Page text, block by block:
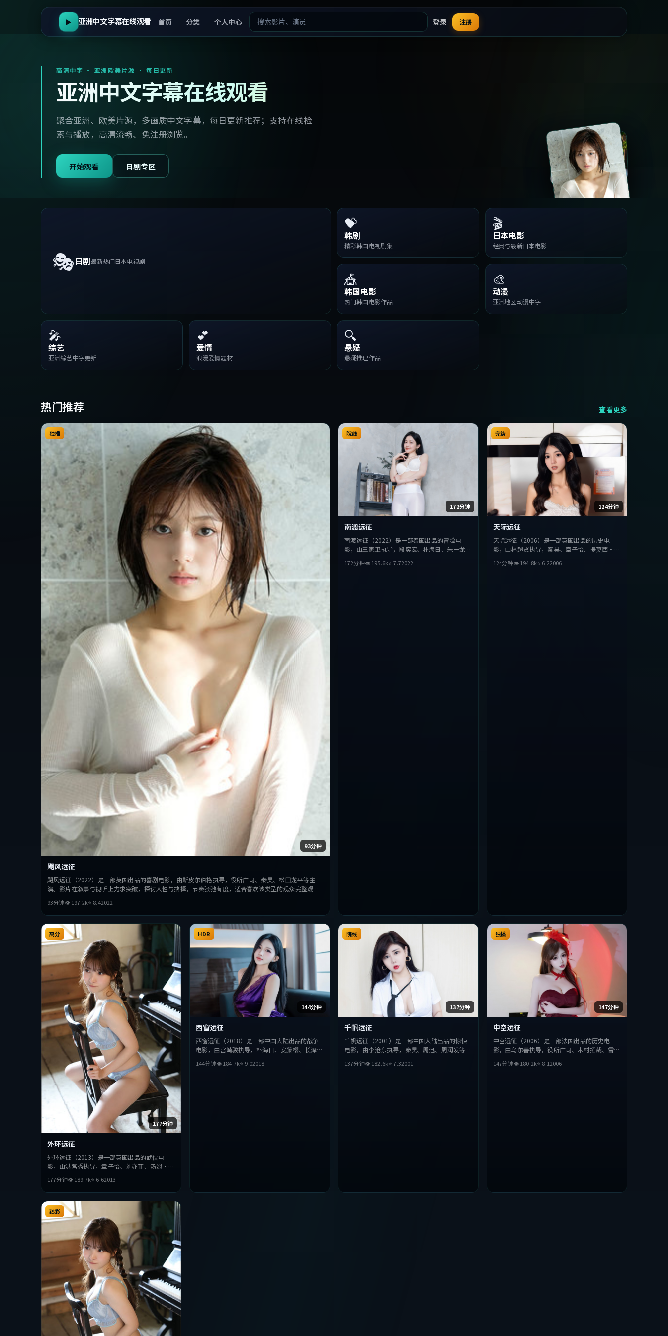
▶ 亚洲中文字幕在线观看 首页 分类 个人中心 登录 注册
高清中字 · 亚洲欧美片源 · 每日更新
亚洲中文字幕在线观看
聚合亚洲、欧美片源，多画质中文字幕，每日更新推荐；支持在线检
索与播放，高清流畅、免注册浏览。
开始观看 日剧专区
🎭日剧最新热门日本电视剧
💝
韩剧
精彩韩国电视剧集
🎬
日本电影
经典与最新日本电影
🎪
韩国电影
热门韩国电影作品
🎨
动漫
亚洲地区动漫中字
🎤
综艺
亚洲综艺中字更新
💕
爱情
浪漫爱情题材
🔍
悬疑
悬疑推理作品
热门推荐 查看更多
93分钟
独播
飓风远征
飓风远征（2022）是一部英国出品的喜剧电影，由斯皮尔伯格执导，役所广司、秦昊、松田龙平等主
演。影片在叙事与视听上力求突破，探讨人性与抉择，节奏张弛有度，适合喜欢该类型的观众完整观
93分钟👁197.2k⭐ 8.42022
172分钟
院线
南渡远征
南渡远征（2022）是一部泰国出品的冒险电
影，由王家卫执导，段奕宏、朴海日、朱一龙等
与抉择，节奏张弛有度，适合喜欢该类型的观众
172分钟👁195.6k⭐7.72022
124分钟
完结
天际远征
天际远征（2006）是一部英国出品的历史电
影，由林超贤执导，秦昊、章子怡、提莫西·查
讨人性与抉择，节奏张弛有度，适合喜欢该类型
124分钟👁194.8k⭐ 6.22006
177分钟
高分
外环远征
外环远征（2013）是一部英国出品的武侠电
影，由洪常秀执导，章子怡、刘亦菲、汤姆·哈
人性与抉择，节奏张弛有度，适合喜欢该类型的
观众完整观看。
177分钟👁189.7k⭐ 6.62013
144分钟
HDR
西窗远征
西窗远征（2018）是一部中国大陆出品的战争
电影，由宫崎骏执导，朴海日、安藤樱、长泽雅
人性与抉择，节奏张弛有度，适合喜欢该类型的
144分钟👁184.7k⭐ 9.02018
137分钟
院线
千帆远征
千帆远征（2001）是一部中国大陆出品的惊悚
电影，由李沧东执导，秦昊、周迅、周润发等主
抉择，节奏张弛有度，适合喜欢该类型的观众完
137分钟👁182.6k⭐7.32001
147分钟
独播
中空远征
中空远征（2006）是一部法国出品的历史电
影，由乌尔善执导，役所广司、木村拓哉、雷佳
人性与抉择，节奏张弛有度，适合喜欢该类型的
147分钟👁180.2k⭐ 8.12006
臻彩